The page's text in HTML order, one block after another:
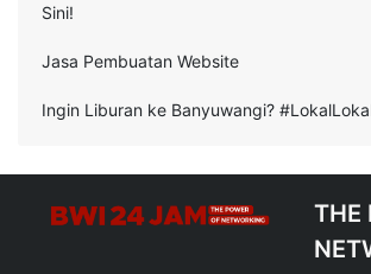
Sini!
Jasa Pembuatan Website
Ingin Liburan ke Banyuwangi?
THE